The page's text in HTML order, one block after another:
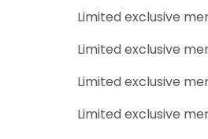
Limited exclusive
Limited exclusive
Limited exclusive
Limited exclusive